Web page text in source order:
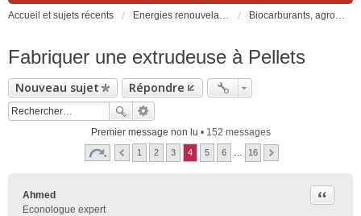
Accueil et sujets récents Energies renouvelables et fossiles, énergie solaire, biocarburants et changement climatique Biocarburants, agrocarburants, biocombustibles, BtL, carburants alternatifs non fossiles...
Fabriquer une extrudeuse à Pellets
Nouveau sujet Répondre
Premier message non lu • 152 messages
1 2 3 4 5 6 16
Ahmed
Econologue expert
Citer